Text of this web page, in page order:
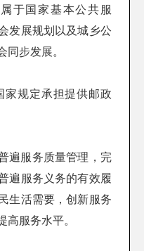
于国家基本公共服
发展规划以及城乡公
同步发展。
家规定承担提供邮政
遍服务质量管理，完
遍服务义务的有效履
生活需要，创新服务
高服务水平。